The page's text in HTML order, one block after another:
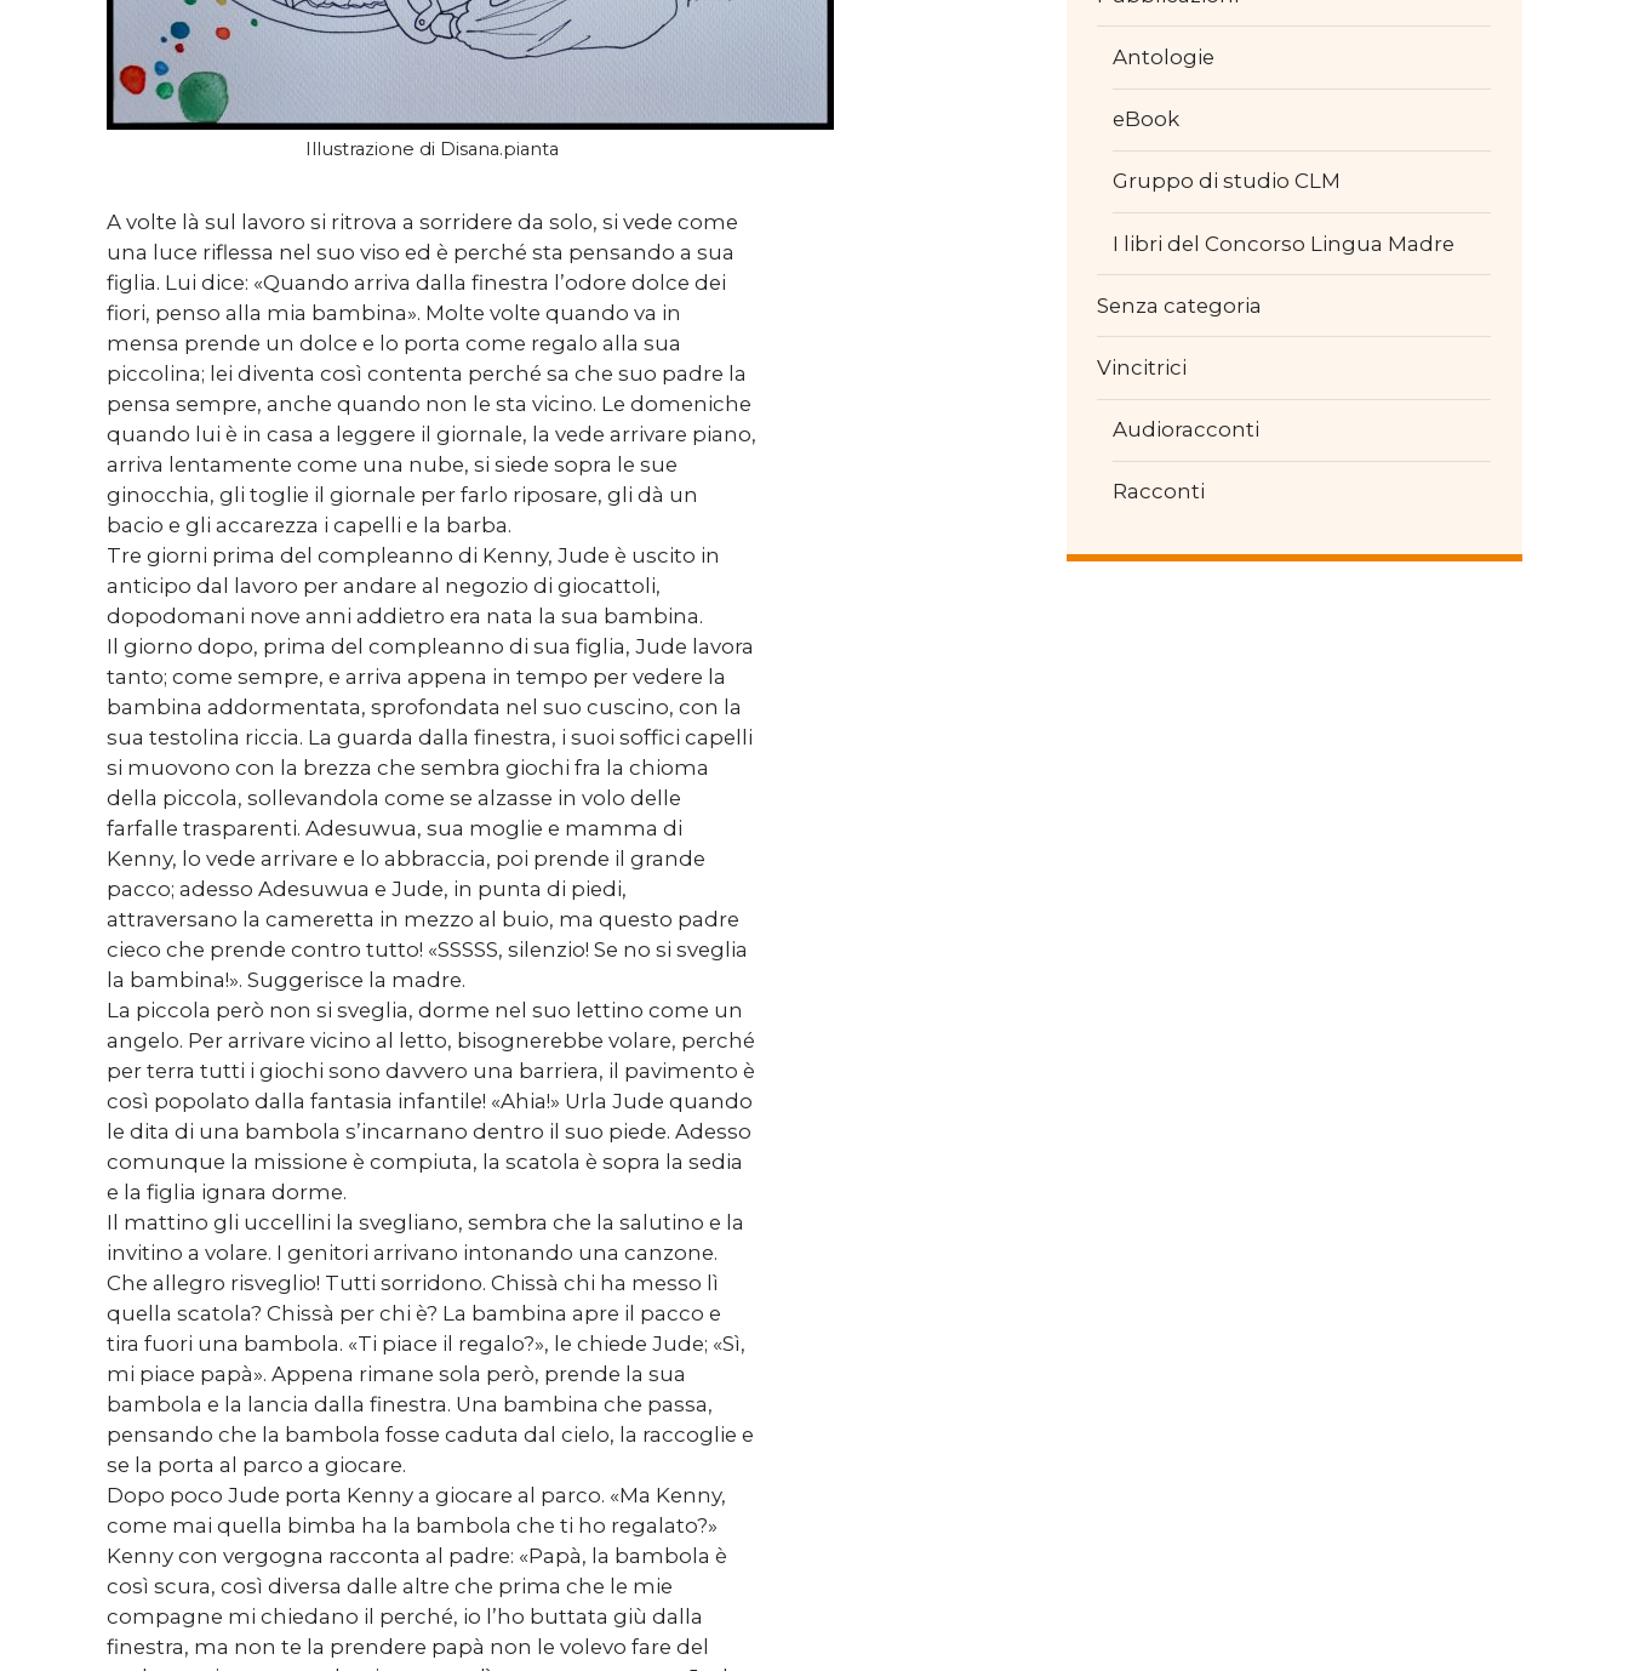
Illustrazione di Disana.pianta
A volte là sul lavoro si ritrova a sorridere da solo, si vede come
una luce riflessa nel suo viso ed è perché sta pensando a sua
figlia. Lui dice: «Quando arriva dalla finestra l’odore dolce dei
fiori, penso alla mia bambina». Molte volte quando va in
mensa prende un dolce e lo porta come regalo alla sua
piccolina; lei diventa così contenta perché sa che suo padre la
pensa sempre, anche quando non le sta vicino. Le domeniche
quando lui è in casa a leggere il giornale, la vede arrivare piano,
arriva lentamente come una nube, si siede sopra le sue
ginocchia, gli toglie il giornale per farlo riposare, gli dà un
bacio e gli accarezza i capelli e la barba.
Tre giorni prima del compleanno di Kenny, Jude è uscito in
anticipo dal lavoro per andare al negozio di giocattoli,
dopodomani nove anni addietro era nata la sua bambina.
Il giorno dopo, prima del compleanno di sua figlia, Jude lavora
tanto; come sempre, e arriva appena in tempo per vedere la
bambina addormentata, sprofondata nel suo cuscino, con la
sua testolina riccia. La guarda dalla finestra, i suoi soffici capelli
si muovono con la brezza che sembra giochi fra la chioma
della piccola, sollevandola come se alzasse in volo delle
farfalle trasparenti. Adesuwua, sua moglie e mamma di
Kenny, lo vede arrivare e lo abbraccia, poi prende il grande
pacco; adesso Adesuwua e Jude, in punta di piedi,
attraversano la cameretta in mezzo al buio, ma questo padre
cieco che prende contro tutto! «SSSSS, silenzio! Se no si sveglia
la bambina!». Suggerisce la madre.
La piccola però non si sveglia, dorme nel suo lettino come un
angelo. Per arrivare vicino al letto, bisognerebbe volare, perché
per terra tutti i giochi sono davvero una barriera, il pavimento è
così popolato dalla fantasia infantile! «Ahia!» Urla Jude quando
le dita di una bambola s’incarnano dentro il suo piede. Adesso
comunque la missione è compiuta, la scatola è sopra la sedia
e la figlia ignara dorme.
Il mattino gli uccellini la svegliano, sembra che la salutino e la
invitino a volare. I genitori arrivano intonando una canzone.
Che allegro risveglio! Tutti sorridono. Chissà chi ha messo lì
quella scatola? Chissà per chi è? La bambina apre il pacco e
tira fuori una bambola. «Ti piace il regalo?», le chiede Jude; «Sì,
mi piace papà». Appena rimane sola però, prende la sua
bambola e la lancia dalla finestra. Una bambina che passa,
pensando che la bambola fosse caduta dal cielo, la raccoglie e
se la porta al parco a giocare.
Dopo poco Jude porta Kenny a giocare al parco. «Ma Kenny,
come mai quella bimba ha la bambola che ti ho regalato?»
Kenny con vergogna racconta al padre: «Papà, la bambola è
così scura, così diversa dalle altre che prima che le mie
compagne mi chiedano il perché, io l’ho buttata giù dalla
finestra, ma non te la prendere papà non le volevo fare del
Antologie
eBook
Gruppo di studio CLM
I libri del Concorso Lingua Madre
Senza categoria
Vincitrici
Audioracconti
Racconti